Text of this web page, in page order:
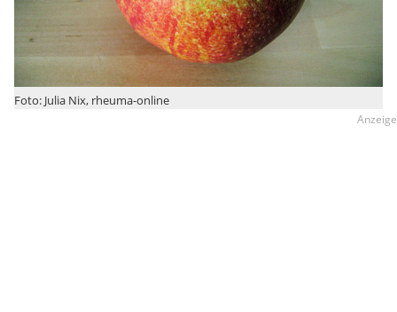
Foto: Julia Nix, rheuma-online